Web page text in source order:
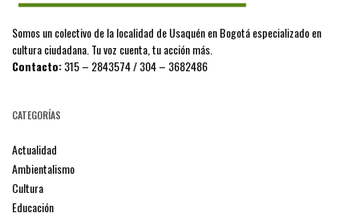
Somos un colectivo de la localidad de Usaquén en Bogotá especializado en
cultura ciudadana. Tu voz cuenta, tu acción más.
Contacto:315 – 2843574 / 304 – 3682486
CATEGORÍAS
Actualidad
Ambientalismo
Cultura
Educación